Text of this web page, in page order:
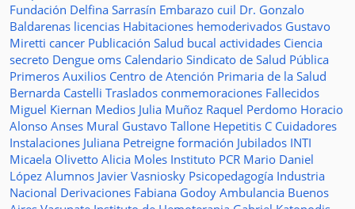
Fundación Delfina Sarrasín Embarazo cuil Dr. Gonzalo
Baldarenas licencias Habitaciones hemoderivados Gustavo
Miretti cancer Publicación Salud bucal actividades Ciencia
secreto Dengue oms Calendario Sindicato de Salud Pública
Primeros Auxilios Centro de Atención Primaria de la Salud
Bernarda Castelli Traslados conmemoraciones Fallecidos
Miguel Kiernan Medios Julia Muñoz Raquel Perdomo Horacio
Alonso Anses Mural Gustavo Tallone Hepetitis C Cuidadores
Instalaciones Juliana Petreigne formación Jubilados INTI
Micaela Olivetto Alicia Moles Instituto PCR Mario Daniel
López Alumnos Javier Vasniosky Psicopedagogía Industria
Nacional Derivaciones Fabiana Godoy Ambulancia Buenos